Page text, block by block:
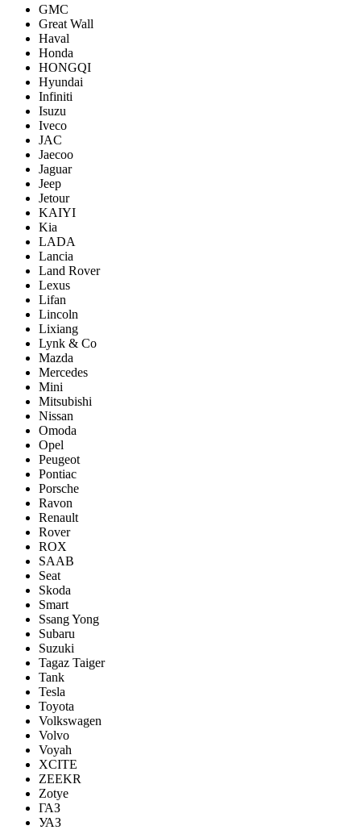
GMC
Great Wall
Haval
Honda
HONGQI
Hyundai
Infiniti
Isuzu
Iveco
JAC
Jaecoo
Jaguar
Jeep
Jetour
KAIYI
Kia
LADA
Lancia
Land Rover
Lexus
Lifan
Lincoln
Lixiang
Lynk & Co
Mazda
Mercedes
Mini
Mitsubishi
Nissan
Omoda
Opel
Peugeot
Pontiac
Porsсhe
Ravon
Renault
Rover
ROX
SAAB
Seat
Skoda
Smart
Ssang Yong
Subaru
Suzuki
Tagaz Taiger
Tank
Tesla
Toyota
Volkswagen
Volvo
Voyah
XCITE
ZEEKR
Zotye
ГАЗ
УАЗ